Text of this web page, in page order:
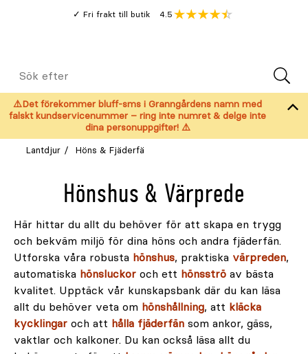
Fri frakt till butik
Genomsnitt
4.5
Meny
Sök
efter
⚠️Det förekommer bluff-sms i Granngårdens namn med
falskt kundservicenummer – ring inte numret & delge inte
dina personuppgifter! ⚠️
Lantdjur Höns & Fjäderfä
Hönshus & Värprede
Här hittar du allt du behöver för att skapa en trygg
och bekväm miljö för dina höns och andra fjäderfän.
Utforska våra robusta hönshus, praktiska värpreden,
automatiska hönsluckor och ett hönsströ av bästa
kvalitet. Upptäck vår kunskapsbank där du kan läsa
allt du behöver veta om hönshållning, att kläcka
kycklingar och att hålla fjäderfän som ankor, gäss,
vaktlar och kalkoner. Du kan också läsa allt du